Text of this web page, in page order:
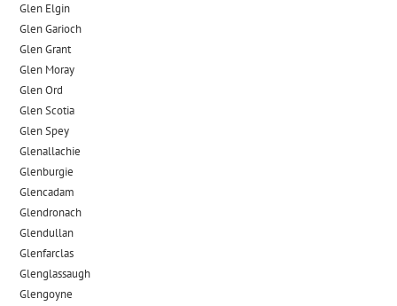
Glen Elgin
Glen Garioch
Glen Grant
Glen Moray
Glen Ord
Glen Scotia
Glen Spey
Glenallachie
Glenburgie
Glencadam
Glendronach
Glendullan
Glenfarclas
Glenglassaugh
Glengoyne